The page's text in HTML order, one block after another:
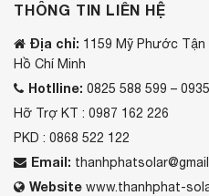
THÔNG TIN LIÊN HỆ
Địa chỉ: 1159 Mỹ Phước
Hồ Chí Minh
Hotlline: 0825 588 599 –
Hỡ Trợ KT : 0987 162 226
PKD : 0868 522 122
Email:
Website www.thanhphat-